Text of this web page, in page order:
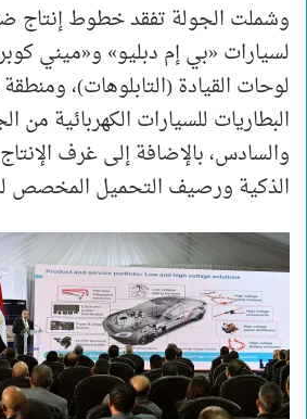
وشملت الجولة تفقد خطوط إنتاج
لسيارات «بي إم دبليو» و«ميني
لوحات القيادة (التابلوهات)،
البطاريات للسيارات الكهربائية من
والسادس، بالإضافة إلى غرف
الذكية ورصيف التحميل المخصص